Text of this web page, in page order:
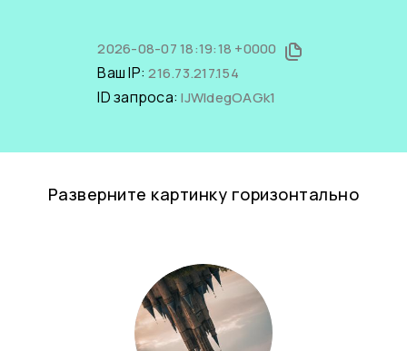
2026-08-07 18:19:18 +0000
Ваш IP:216.73.217.154
ID запроса:IJWldegOAGk1
Разверните картинку горизонтально